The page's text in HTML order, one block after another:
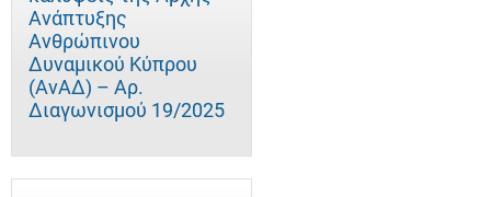
Ανάπτυξης
Ανθρώπινου
Δυναμικού Κύπρου
(ΑνΑΔ) – Αρ.
Διαγωνισμού 19/2025